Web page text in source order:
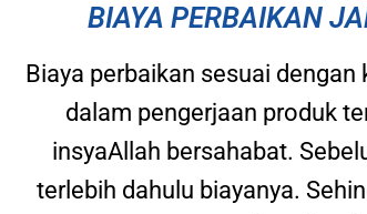
BIAYA PERBAIKAN
Biaya perbaikan sesuai
dalam pengerjaan produk
insyaAllah bersahabat.
terlebih dahulu biayanya.